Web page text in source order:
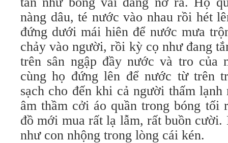
nàng dâu, té nước vào nhau rồi hét
đứng dưới mái hiên để nước mưa
chảy vào người, rồi kỳ cọ như đang
trên sân ngập đầy nước và tro của
cùng họ đứng lên để nước từ trên
sạch cho đến khi cả người thấm
âm thầm cởi áo quần trong bóng tối
đồ mới mua rất lạ lẫm, rất buồn
như con nhộng trong lòng cái kén.